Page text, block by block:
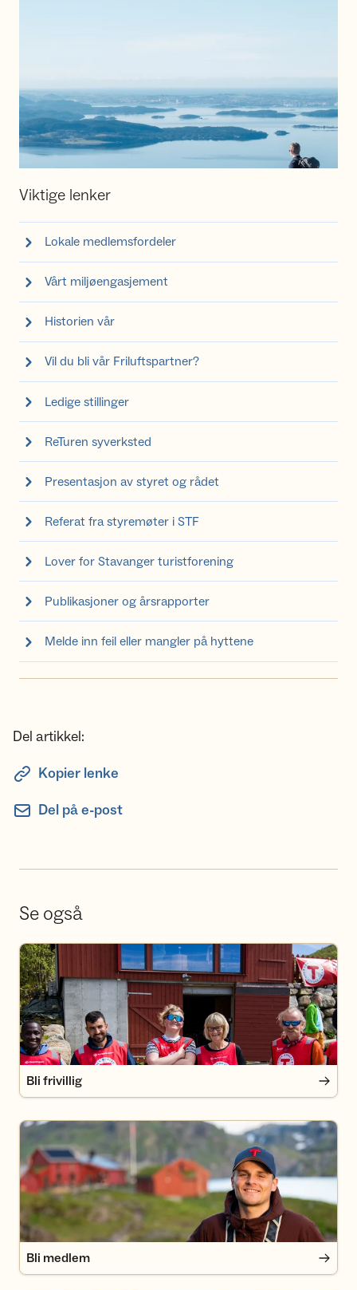
Viktige lenker
Lokale medlemsfordeler
Vårt miljøengasjement
Historien vår
Vil du bli vår Friluftspartner?
Ledige stillinger
ReTuren syverksted
Presentasjon av styret og rådet
Referat fra styremøter i STF
Lover for Stavanger turistforening
Publikasjoner og årsrapporter
Melde inn feil eller mangler på hyttene
Del artikkel:
Kopier lenke
Del på e-post
Se også
Bli frivillig
Bli frivillig
Bli medlem
Bli medlem